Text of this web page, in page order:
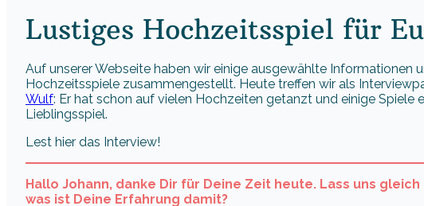
Lustiges Hochzeitsspiel für
Auf unserer Webseite haben wir einige ausgewählte Informationen
Hochzeitsspiele zusammengestellt. Heute treffen wir als
Wulf: Er hat schon auf vielen Hochzeiten getanzt und einige Spiele
Lieblingsspiel.
Lest hier das Interview!
Hallo Johann, danke Dir für Deine Zeit heute. Lass uns
was ist Deine Erfahrung damit?